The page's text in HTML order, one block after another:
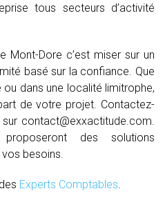
tous secteurs d’activité
Mont-Dore c’est miser sur un
basé sur la confiance. Que
dans une localité limitrophe,
de votre projet. Contactez-
contact@exxactitude.com.
des solutions
besoins.
Experts Comptables